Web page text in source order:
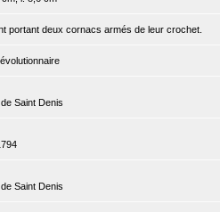
portant deux cornacs armés de leur crochet.
Saint Denis
Saint Denis